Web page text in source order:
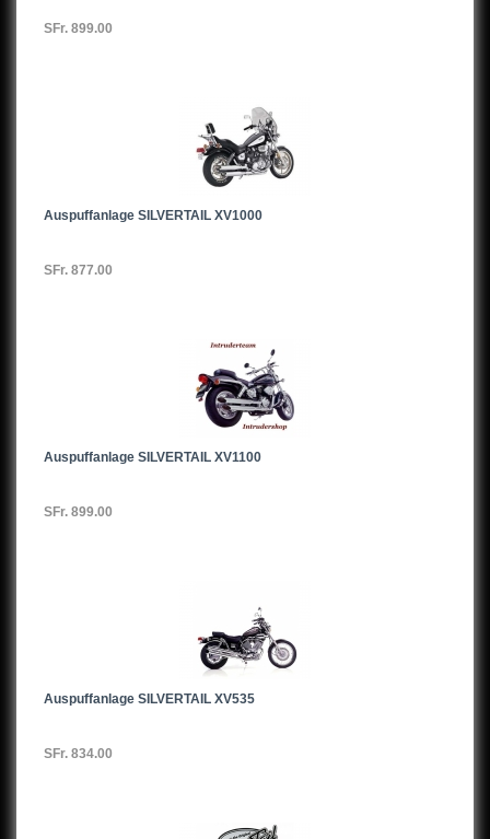
SFr. 899.00
Auspuffanlage SILVERTAIL XV1000
SFr. 877.00
Auspuffanlage SILVERTAIL XV1100
SFr. 899.00
Auspuffanlage SILVERTAIL XV535
SFr. 834.00